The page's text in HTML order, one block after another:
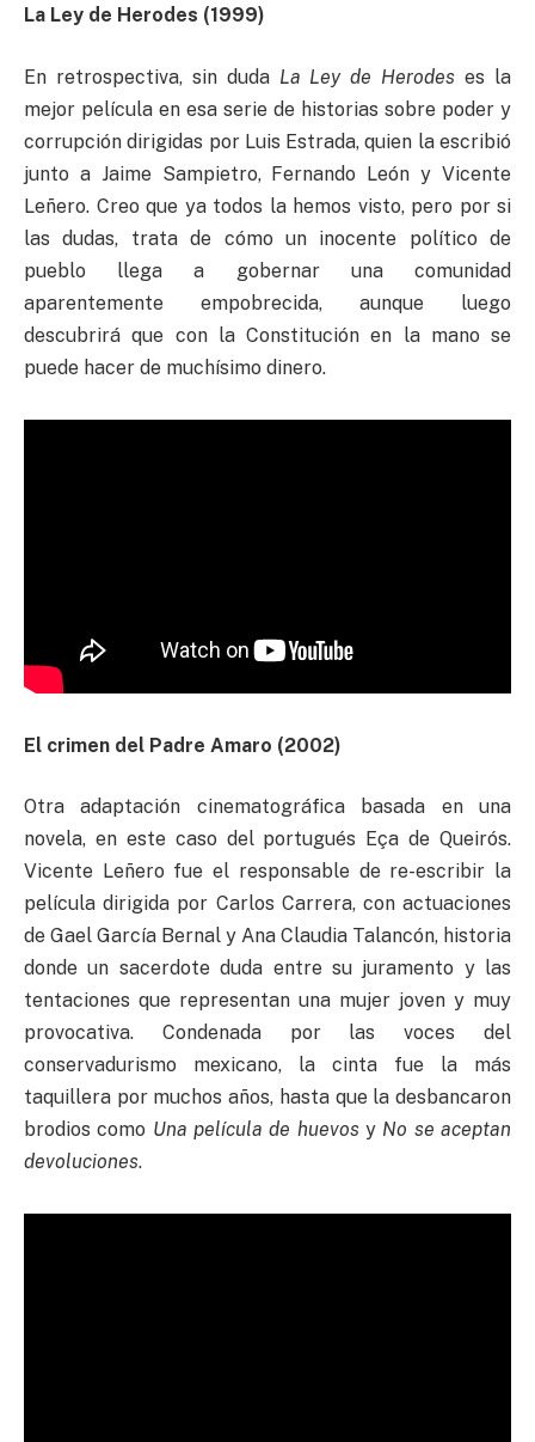
La Ley de Herodes (1999)
En retrospectiva, sin duda La Ley de Herodes es la
mejor película en esa serie de historias sobre poder y
corrupción dirigidas por Luis Estrada, quien la escribió
junto a Jaime Sampietro, Fernando León y Vicente
Leñero. Creo que ya todos la hemos visto, pero por si
las dudas, trata de cómo un inocente político de
pueblo llega a gobernar una comunidad
aparentemente empobrecida, aunque luego
descubrirá que con la Constitución en la mano se
puede hacer de muchísimo dinero.
El crimen del Padre Amaro (2002)
Otra adaptación cinematográfica basada en una
novela, en este caso del portugués Eça de Queirós.
Vicente Leñero fue el responsable de re-escribir la
película dirigida por Carlos Carrera, con actuaciones
de Gael García Bernal y Ana Claudia Talancón, historia
donde un sacerdote duda entre su juramento y las
tentaciones que representan una mujer joven y muy
provocativa. Condenada por las voces del
conservadurismo mexicano, la cinta fue la más
taquillera por muchos años, hasta que la desbancaron
brodios como Una película de huevos y No se aceptan
devoluciones.